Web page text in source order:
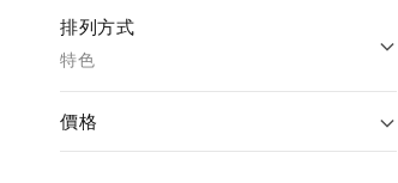
排列方式
特色
價格